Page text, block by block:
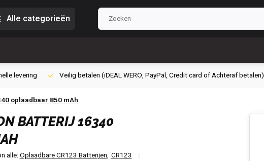
Alle categorieën
levering Veilig betalen (iDEAL WERO, PayPal, Credit card of Achteraf betalen)
oplaadbaar 850 mAh
BATTERIJ 16340
alle:Oplaadbare CR123 Batterijen, CR123